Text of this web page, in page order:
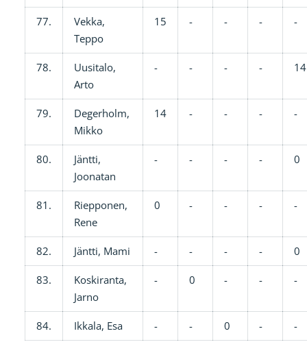
77.
Vekka,
Teppo
15 - - - -
78.
Uusitalo,
Arto
- - - - 14
79.
Degerholm,
Mikko
14 - - - -
80.
Jäntti,
Joonatan
- - - - 0
81.
Riepponen,
Rene
0 - - - -
82. Jäntti, Mami - - - - 0
83.
Koskiranta,
Jarno
- 0 - - -
84. Ikkala, Esa - - 0 - -